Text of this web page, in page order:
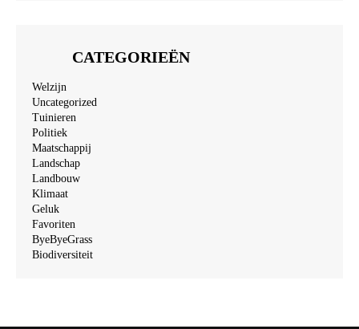
CATEGORIEËN
Welzijn
Uncategorized
Tuinieren
Politiek
Maatschappij
Landschap
Landbouw
Klimaat
Geluk
Favoriten
ByeByeGrass
Biodiversiteit